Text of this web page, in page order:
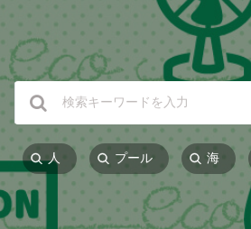
人 プール 海